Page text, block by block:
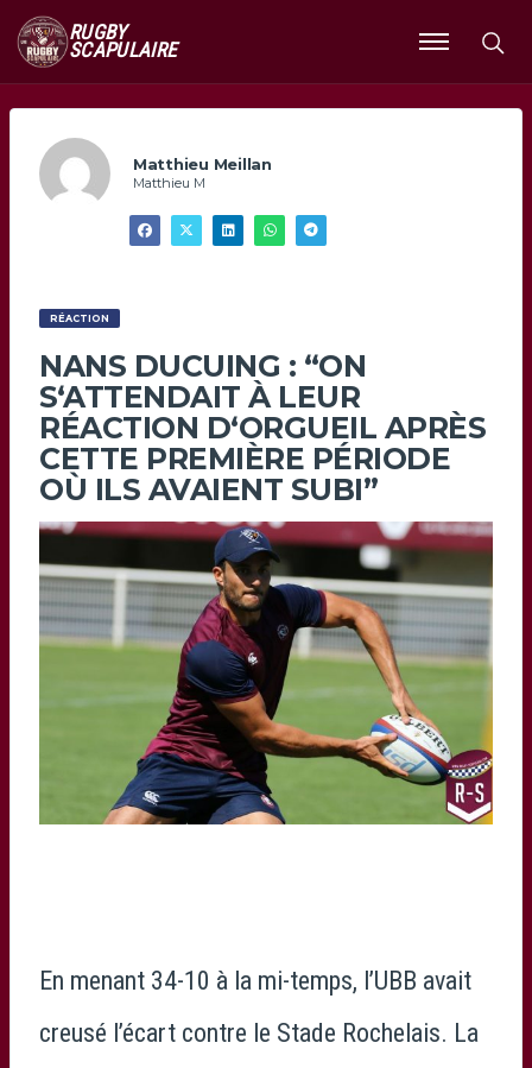
RUGBY
SCAPULAIRE
Ouvrir
le
Matthieu Meillan
Matthieu M
RÉACTION
NANS DUCUING : “ON
S‘ATTENDAIT À LEUR
RÉACTION D‘ORGUEIL APRÈS
CETTE PREMIÈRE PÉRIODE
OÙ ILS AVAIENT SUBI”
En menant 34-10 à la mi-temps, l’UBB avait
creusé l’écart contre le Stade Rochelais. La